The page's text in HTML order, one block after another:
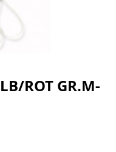
ROT GR.M-